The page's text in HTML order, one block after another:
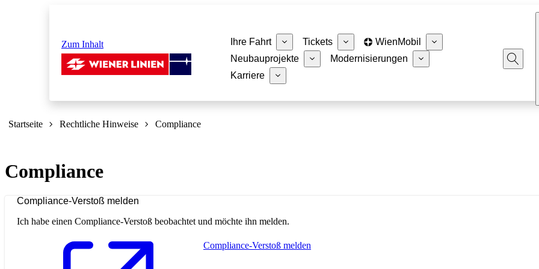
Zum Inhalt Ihre Fahrt Tickets
WienMobil
Neubauprojekte
Modernisierungen
Karriere
hier:
Startseite Rechtliche Hinweise Compliance
Compliance
Compliance-Verstoß melden
Ich habe einen Compliance-Verstoß beobachtet und möchte ihn melden.
Compliance-Verstoß melden